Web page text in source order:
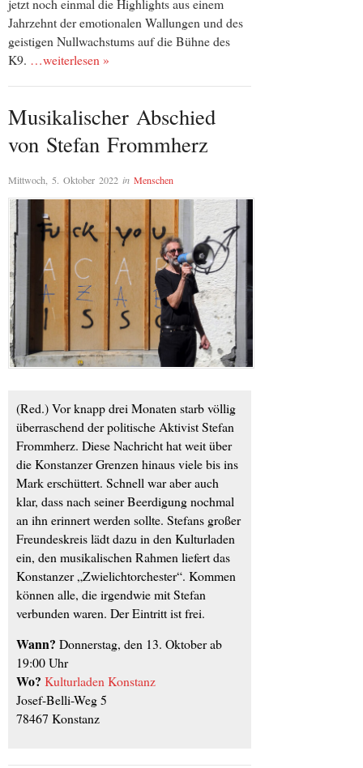
jetzt noch einmal die Highlights aus einem
Jahrzehnt der emotionalen Wallungen und des
geistigen Nullwachstums auf die Bühne des
K9. …weiterlesen »
Musikalischer Abschied
von Stefan Frommherz
Mittwoch, 5. Oktober 2022 in Menschen
(Red.) Vor knapp drei Monaten starb völlig
überraschend der politische Aktivist Stefan
Frommherz. Diese Nachricht hat weit über
die Konstanzer Grenzen hinaus viele bis ins
Mark erschüttert. Schnell war aber auch
klar, dass nach seiner Beerdigung nochmal
an ihn erinnert werden sollte. Stefans großer
Freundeskreis lädt dazu in den Kulturladen
ein, den musikalischen Rahmen liefert das
Konstanzer „Zwielichtorchester“. Kommen
können alle, die irgendwie mit Stefan
verbunden waren. Der Eintritt ist frei.
Wann? Donnerstag, den 13. Oktober ab
19:00 Uhr
Wo? Kulturladen Konstanz
Josef-Belli-Weg 5
78467 Konstanz